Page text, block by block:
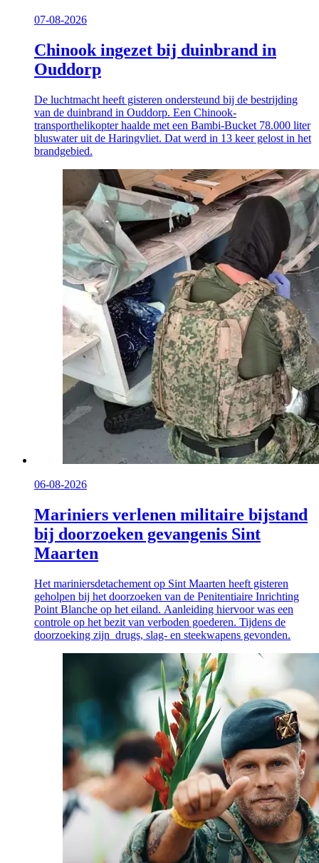
07-08-2026
Chinook ingezet bij duinbrand in
Ouddorp
De luchtmacht heeft gisteren ondersteund bij de bestrijding
van de duinbrand in Ouddorp. Een Chinook-
transporthelikopter haalde met een Bambi-Bucket 78.000 liter
bluswater uit de Haringvliet. Dat werd in 13 keer gelost in het
brandgebied.
06-08-2026
Mariniers verlenen militaire bijstand
bij doorzoeken gevangenis Sint
Maarten
Het mariniersdetachement op Sint Maarten heeft gisteren
geholpen bij het doorzoeken van de Penitentiaire Inrichting
Point Blanche op het eiland. Aanleiding hiervoor was een
controle op het bezit van verboden goederen. Tijdens de
doorzoeking zijn drugs, slag- en steekwapens gevonden.